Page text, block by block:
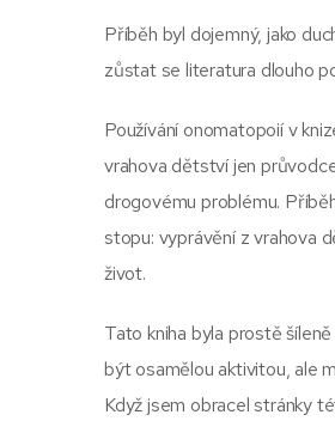
Příběh byl dojemný, jako
zůstat se literatura dlouho
Používání onomatopoií v
vrahova dětství jen
drogovému problému.
stopu: vyprávění z vrahova
život.
Tato kniha byla prostě
být osamělou aktivitou, ale
Když jsem obracel stránky